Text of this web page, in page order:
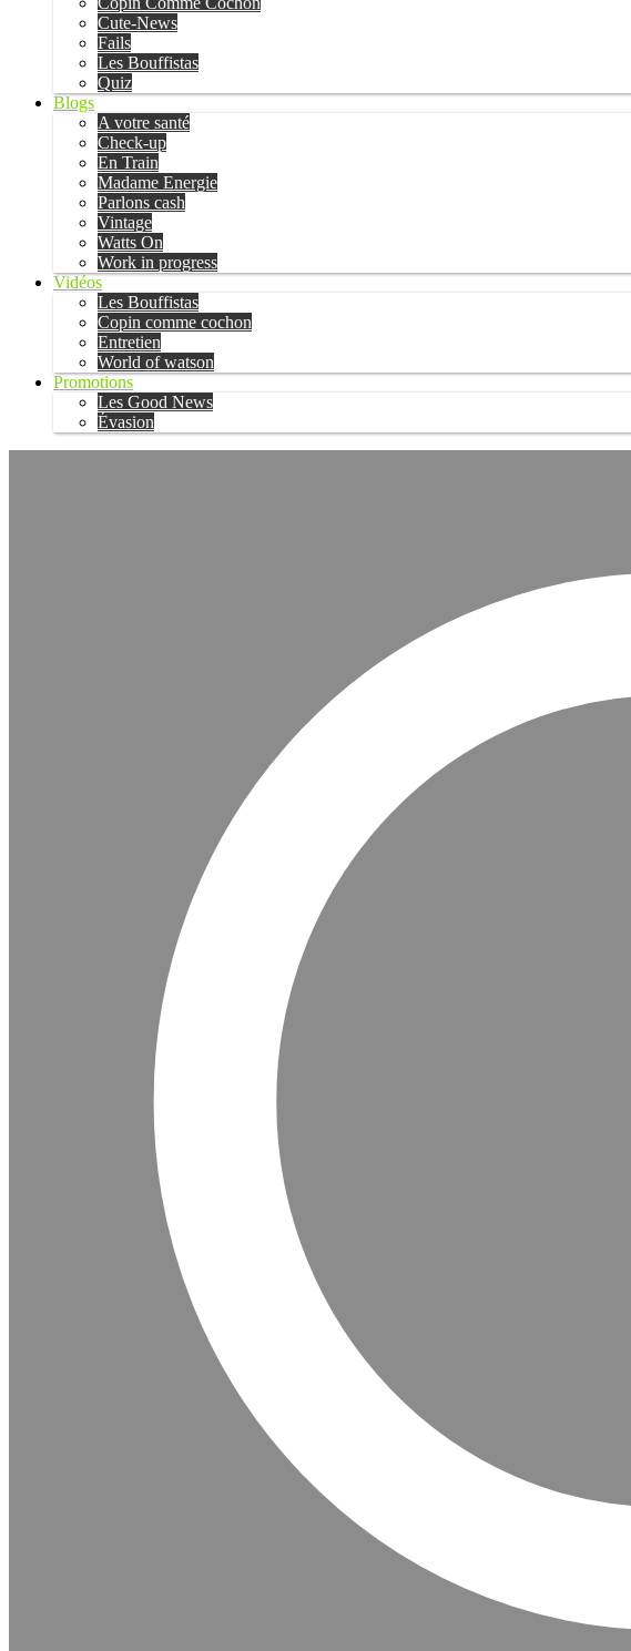
Cute-News
Fails
Les Bouffistas
Quiz
Blogs
A votre santé
Check-up
En Train
Madame Energie
Parlons cash
Vintage
Watts On
Work in progress
Vidéos
Les Bouffistas
Copin comme cochon
Entretien
World of watson
Promotions
Les Good News
Évasion